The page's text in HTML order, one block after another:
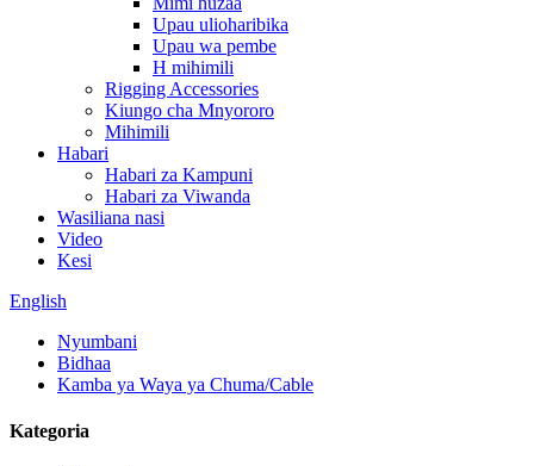
Upau ulioharibika
Upau wa pembe
H mihimili
Rigging Accessories
Kiungo cha Mnyororo
Mihimili
Habari
Habari za Kampuni
Habari za Viwanda
Wasiliana nasi
Video
Kesi
English
Nyumbani
Bidhaa
Kamba ya Waya ya Chuma/Cable
Kategoria